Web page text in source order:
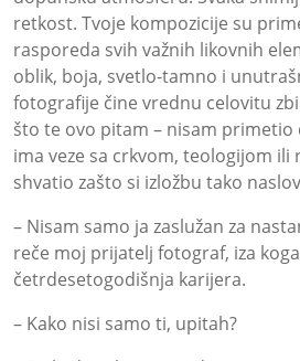
retkost. Tvoje kompozicije su
rasporeda svih važnih likovnih
oblik, boja, svetlo-tamno i
fotografije čine vrednu celovitu
što te ovo pitam – nisam
ima veze sa crkvom, teologijom ili
shvatio zašto si izložbu tako
– Nisam samo ja zaslužan za
reče moj prijatelj fotograf, iza
četrdesetogodišnja karijera.
– Kako nisi samo ti, upitah?